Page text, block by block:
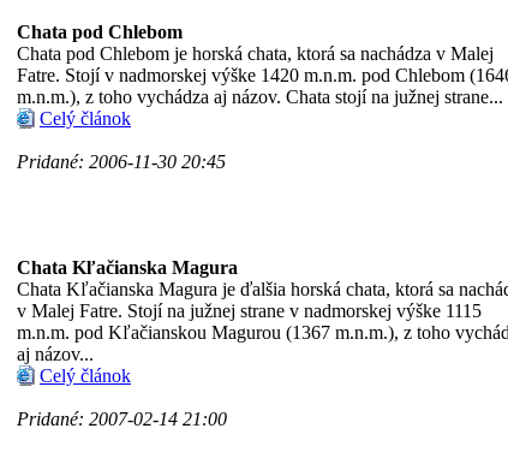
Chata pod Chlebom
Chata pod Chlebom je horská chata, ktorá sa nachádza v Malej
Fatre. Stojí v nadmorskej výške 1420 m.n.m. pod Chlebom
m.n.m.), z toho vychádza aj názov. Chata stojí na južnej strane...
Celý článok
Pridané: 2006-11-30 20:45
Chata Kľačianska Magura
Chata Kľačianska Magura je ďalšia horská chata, ktorá sa
v Malej Fatre. Stojí na južnej strane v nadmorskej výške 1115
m.n.m. pod Kľačianskou Magurou (1367 m.n.m.), z toho
aj názov...
Celý článok
Pridané: 2007-02-14 21:00